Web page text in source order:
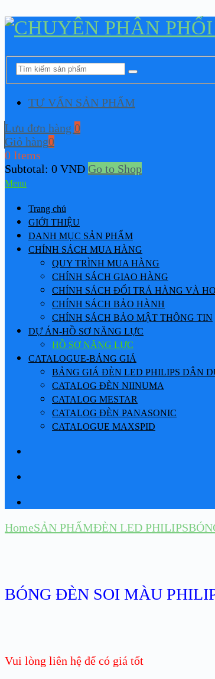
TƯ VẤN SẢN PHẨM
Lưu đơn hàng 0
Giỏ hàng0
0 Items
Subtotal: 0 VNĐ Go to Shop
Menu
Trang chủ
GIỚI THIỆU
DANH MỤC SẢN PHẨM
CHÍNH SÁCH MUA HÀNG
QUY TRÌNH MUA HÀNG
CHÍNH SÁCH GIAO HÀNG
CHÍNH SÁCH ĐỔI TRẢ HÀNG VÀ
CHÍNH SÁCH BẢO HÀNH
CHÍNH SÁCH BẢO MẬT THÔNG TIN
DỰ ÁN-HỒ SƠ NĂNG LỰC
HỒ SƠ NĂNG LỰC
CATALOGUE-BẢNG GIÁ
BẢNG GIÁ ĐÈN LED PHILIPS DÂN
CATALOG ĐÈN NIINUMA
CATALOG MESTAR
CATALOG ĐÈN PANASONIC
CATALOGUE MAXSPID
HomeSẢN PHẨMĐÈN LED PHILIPS
BÓNG ĐÈN SOI MÀU
Vui lòng liên hệ để có giá tốt